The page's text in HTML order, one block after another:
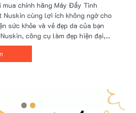
mua chính hãng Máy Đẩy Tinh
Nuskin cùng lợi ích không ngờ cho
sức khỏe và vẻ đẹp da của bạn
công cụ làm đẹp hiện đại,
sản phẩm với giá ưu đãi nhất